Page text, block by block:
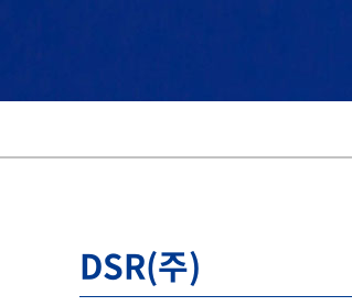
DSR(주)